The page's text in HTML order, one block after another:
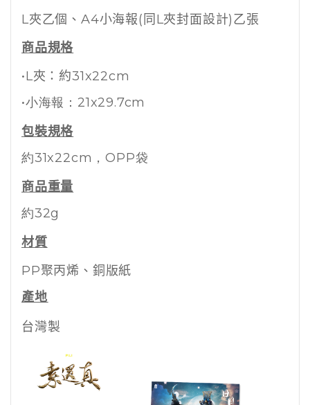
L夾乙個、A4小海報(同L夾封面設計)乙張
商品規格
•L夾：約31x22cm
•小海報：21x29.7cm
包裝規格
約31x22cm ，OPP袋
商品重量
約32g
材質
PP聚丙烯、銅版紙
產地
台灣製